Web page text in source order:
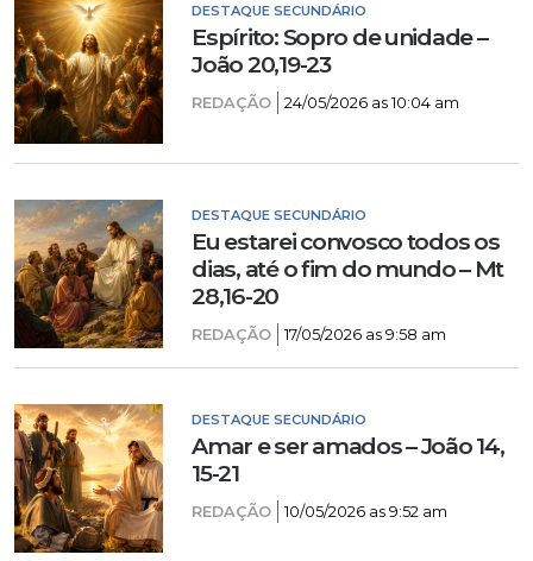
DESTAQUE SECUNDÁRIO
Espírito: Sopro de unidade –
João 20,19-23
REDAÇÃO 24/05/2026 as 10:04 am
DESTAQUE SECUNDÁRIO
Eu estarei convosco todos os
dias, até o fim do mundo – Mt
28,16-20
REDAÇÃO 17/05/2026 as 9:58 am
DESTAQUE SECUNDÁRIO
Amar e ser amados – João 14,
15-21
REDAÇÃO 10/05/2026 as 9:52 am